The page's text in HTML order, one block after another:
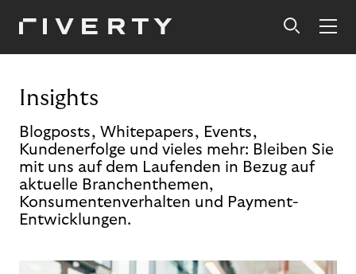
Insights
Blogposts, Whitepapers, Events,
Kundenerfolge und vieles mehr: Bleiben Sie
mit uns auf dem Laufenden in Bezug auf
aktuelle Branchenthemen,
Konsumentenverhalten und Payment-
Entwicklungen.